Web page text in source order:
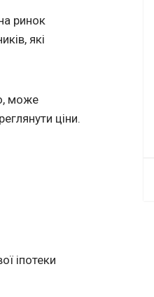
ринок
які
може
ціни.
іпотеки